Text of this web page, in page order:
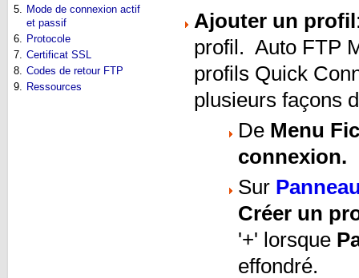
5.
Mode de connexion actif
et passif
6.
Protocole
7. Certificat SSL
8. Codes de retour FTP
9.
Ressources
Ajouter un profil
profil. Auto FTP
profils Quick
plusieurs façons
De Menu
connexion.
Sur
Créer un
'+' lorsque
effondré.